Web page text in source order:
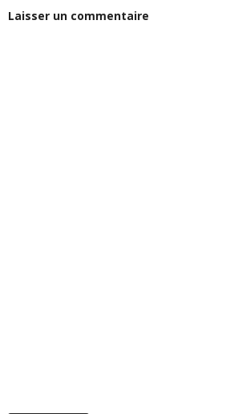
Laisser un commentaire